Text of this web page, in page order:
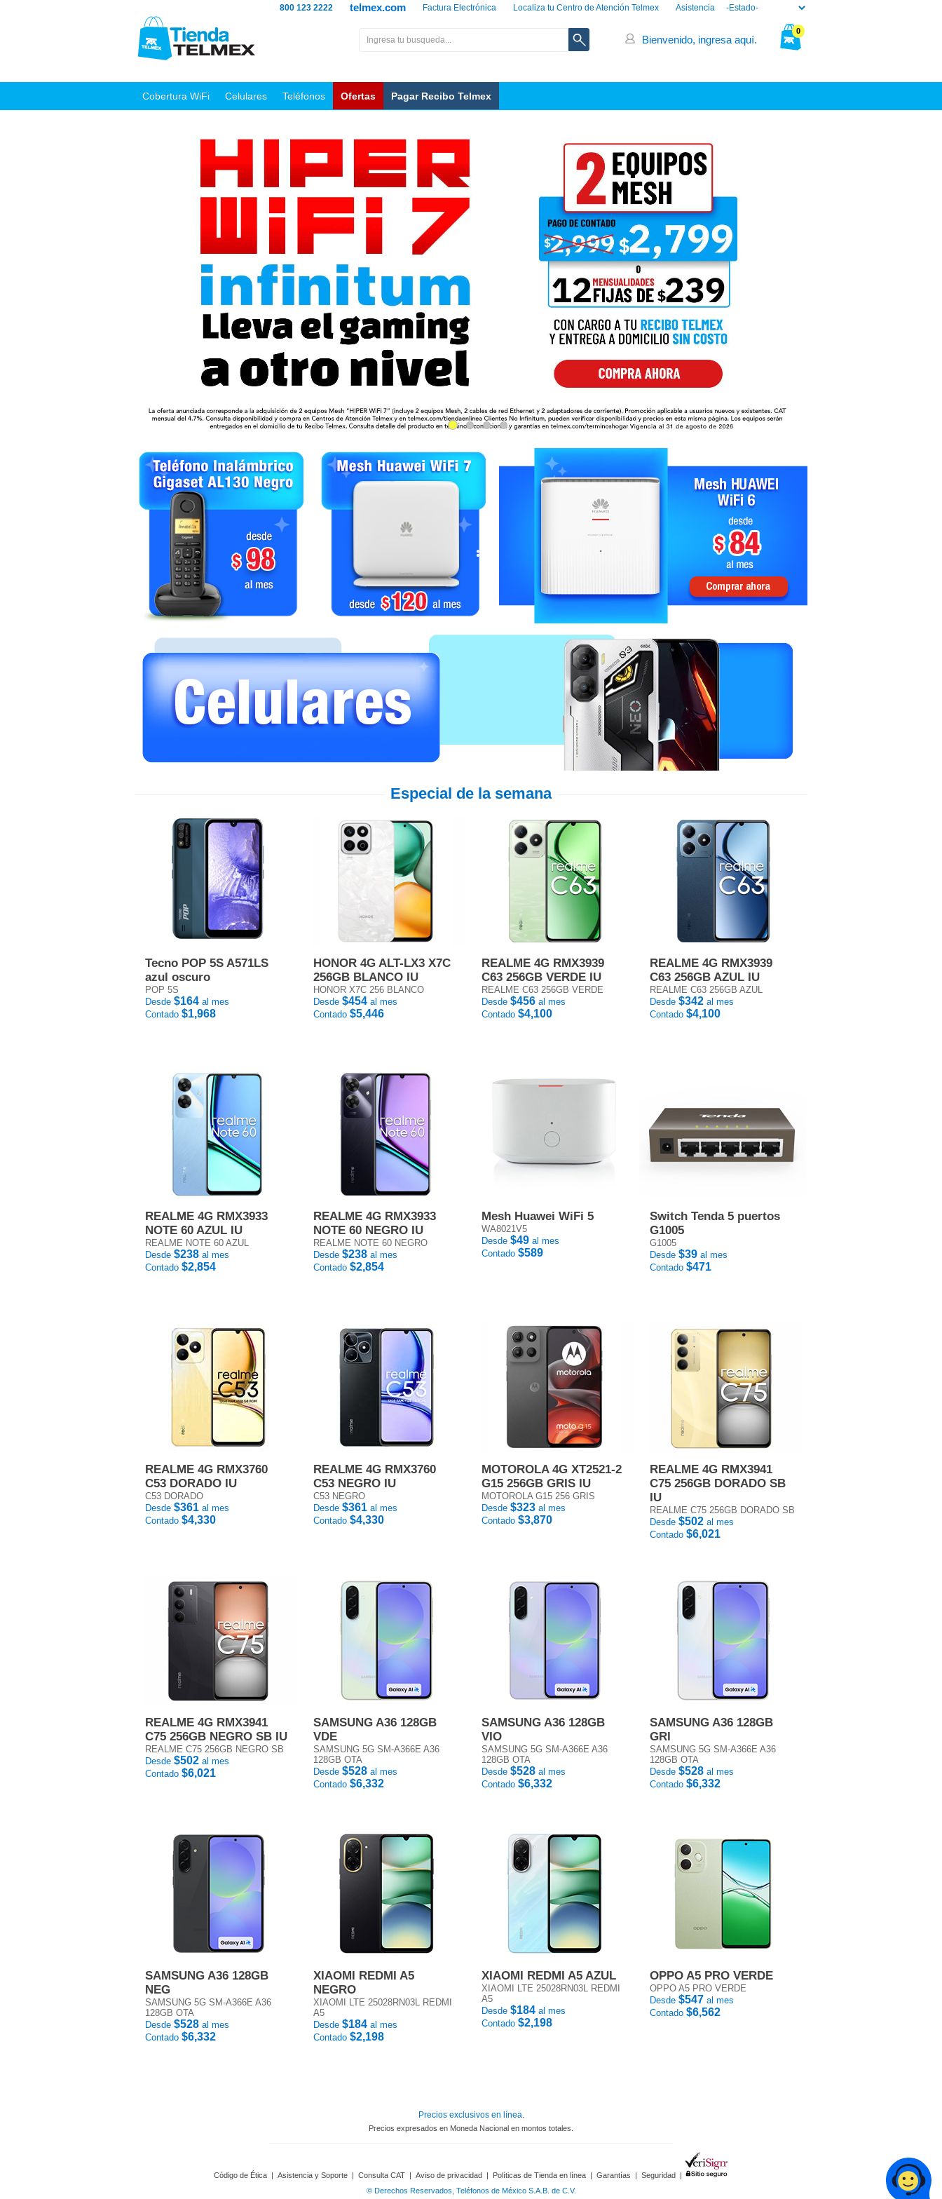
Asistencia
Localiza tu Centro de Atención Telmex
Factura Electrónica
telmex.com
800 123 2222
0
Bienvenido, ingresa aquí.
Cobertura WiFi Celulares Teléfonos Ofertas Pagar Recibo Telmex
Especial de la semana
Tecno POP 5S A571LS
azul oscuro
POP 5S
Desde $164 al mes
Contado $1,968
HONOR 4G ALT-LX3 X7C
256GB BLANCO IU
HONOR X7C 256 BLANCO
Desde $454 al mes
Contado $5,446
REALME 4G RMX3939
C63 256GB VERDE IU
REALME C63 256GB VERDE
Desde $456 al mes
Contado $4,100
REALME 4G RMX3939
C63 256GB AZUL IU
REALME C63 256GB AZUL
Desde $342 al mes
Contado $4,100
REALME 4G RMX3933
NOTE 60 AZUL IU
REALME NOTE 60 AZUL
Desde $238 al mes
Contado $2,854
REALME 4G RMX3933
NOTE 60 NEGRO IU
REALME NOTE 60 NEGRO
Desde $238 al mes
Contado $2,854
Mesh Huawei WiFi 5
WA8021V5
Desde $49 al mes
Contado $589
Switch Tenda 5 puertos
G1005
G1005
Desde $39 al mes
Contado $471
REALME 4G RMX3760
C53 DORADO IU
C53 DORADO
Desde $361 al mes
Contado $4,330
REALME 4G RMX3760
C53 NEGRO IU
C53 NEGRO
Desde $361 al mes
Contado $4,330
MOTOROLA 4G XT2521-2
G15 256GB GRIS IU
MOTOROLA G15 256 GRIS
Desde $323 al mes
Contado $3,870
REALME 4G RMX3941
C75 256GB DORADO SB
IU
REALME C75 256GB DORADO SB
Desde $502 al mes
Contado $6,021
REALME 4G RMX3941
C75 256GB NEGRO SB IU
REALME C75 256GB NEGRO SB
Desde $502 al mes
Contado $6,021
SAMSUNG A36 128GB
VDE
SAMSUNG 5G SM-A366E A36
128GB OTA
Desde $528 al mes
Contado $6,332
SAMSUNG A36 128GB
VIO
SAMSUNG 5G SM-A366E A36
128GB OTA
Desde $528 al mes
Contado $6,332
SAMSUNG A36 128GB
GRI
SAMSUNG 5G SM-A366E A36
128GB OTA
Desde $528 al mes
Contado $6,332
SAMSUNG A36 128GB
NEG
SAMSUNG 5G SM-A366E A36
128GB OTA
Desde $528 al mes
Contado $6,332
XIAOMI REDMI A5
NEGRO
XIAOMI LTE 25028RN03L REDMI
A5
Desde $184 al mes
Contado $2,198
XIAOMI REDMI A5 AZUL
XIAOMI LTE 25028RN03L REDMI
A5
Desde $184 al mes
Contado $2,198
OPPO A5 PRO VERDE
OPPO A5 PRO VERDE
Desde $547 al mes
Contado $6,562
Precios exclusivos en línea.
Precios expresados en Moneda Nacional en montos totales.
Código de Ética | Asistencia y Soporte | Consulta CAT | Aviso de privacidad | Políticas de Tienda en línea | Garantías | Seguridad |
© Derechos Reservados, Teléfonos de México S.A.B. de C.V.